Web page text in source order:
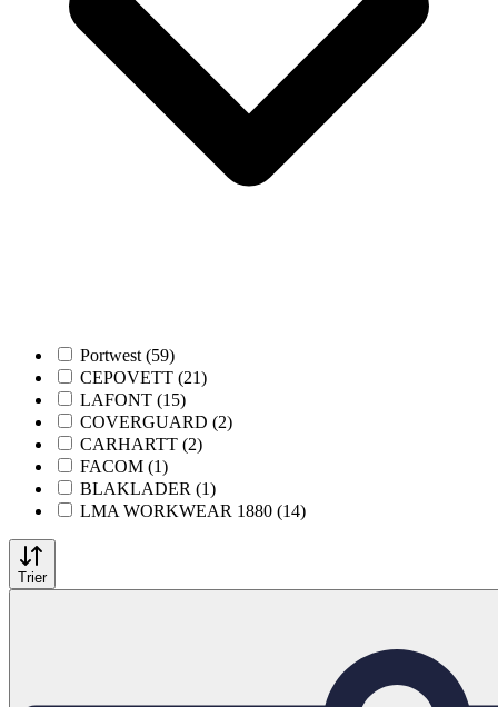
Portwest (59)
CEPOVETT (21)
LAFONT (15)
COVERGUARD (2)
CARHARTT (2)
FACOM (1)
BLAKLADER (1)
LMA WORKWEAR 1880 (14)
Trier